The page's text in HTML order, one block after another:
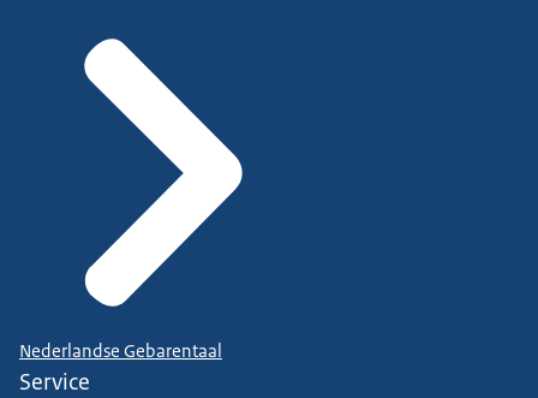
Nederlandse Gebarentaal
Service